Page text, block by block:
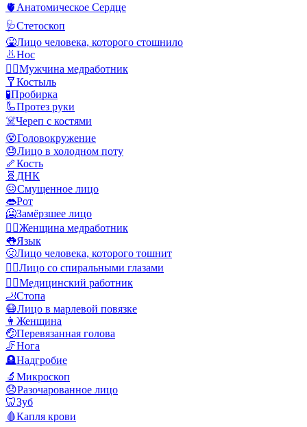
🫀Анатомическое Сердце
🩺Стетоскоп
🤮Лицо человека, которого стошнило
👃Нос
👨‍⚕️Мужчина медработник
🩼Костыль
🧪Пробирка
🦾Протез руки
☠️Череп с костями
😵Головокружение
😓Лицо в холодном поту
🦴Кость
🧬 ДНК
😖Смущенное лицо
👄Рот
🥶Замёрзшее лицо
👩‍⚕️Женщина медработник
👅Язык
🤢Лицо человека, которого тошнит
😵‍💫Лицо со спиральными глазами
🧑‍⚕️Медицинский работник
🦶Стопа
😷Лицо в марлевой повязке
👩 Женщина
🤕Перевязанная голова
🦵Нога
🪦Надгробие
🔬 Микроскоп
😞Разочарованное лицо
🦷Зуб
🩸Капля крови